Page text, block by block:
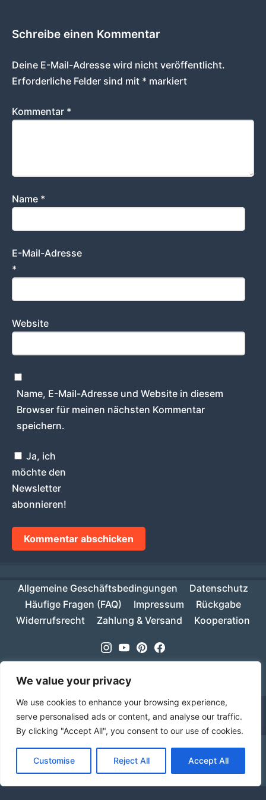
We value your privacy
We use cookies to enhance your browsing experience,
serve personalised ads or content, and analyse our traffic.
By clicking "Accept All", you consent to our use of cookies.
Customise Reject All Accept All
Ab einem Warenwert von 70€ ist deine Bestellung
innerhalb Deutschlands versandkostenfrei!Verwerfen
Schreibe einen Kommentar
Deine E-Mail-Adresse wird nicht veröffentlicht.
Erforderliche Felder sind mit * markiert
Kommentar *
Name *
E-Mail-Adresse
*
Website
Name, E-Mail-Adresse und Website in diesem
Browser für meinen nächsten Kommentar
speichern.
Ja, ich
möchte den
Newsletter
abonnieren!
Allgemeine Geschäftsbedingungen
Datenschutz
Häufige Fragen (FAQ)
Impressum
Rückgabe
Widerrufsrecht
Zahlung & Versand Kooperation
Instagram
YoutubePinterestFacebook
Sprache